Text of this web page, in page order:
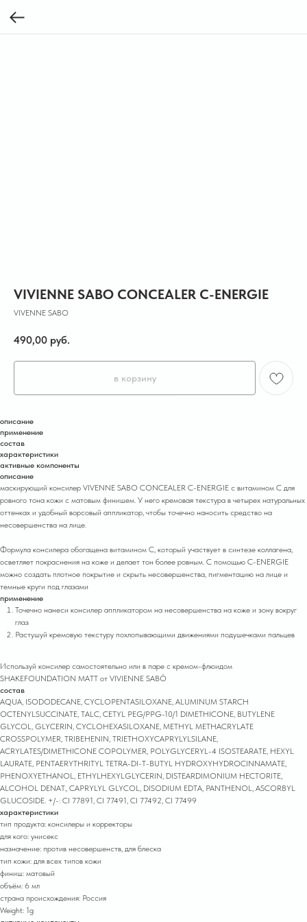
VIVIENNE SABO CONCEALER C-ENERGIE
VIVENNE SABO
490,00 руб.
в корзину
описание
применение
состав
характеристики
активные компоненты
описание
маскирующий консилер VIVENNE SABO CONCEALER C-ENERGIE с витамином С для
ровного тона кожи с матовым финишем. У него кремовая текстура в четырех натуральных
оттенках и удобный ворсовый аппликатор, чтобы точечно наносить средство на
несовершенства на лице.
Формула консилера обогащена витамином С, который участвует в синтезе коллагена,
осветляет покраснения на коже и делает тон более ровным. С помощью C-ENERGIE
можно создать плотное покрытие и скрыть несовершенства, пигментацию на лице и
темные круги под глазами
применение
Точечно нанеси консилер аппликатором на несовершенства на коже и зону вокруг
глаз
Растушуй кремовую текстуру похлопывающими движениями подушечками пальцев
Используй консилер самостоятельно или в паре с кремом-флюидом
SHAKEFOUNDATION MATT от VIVIENNE SABÓ
состав
AQUA, ISODODECANE, CYCLOPENTASILOXANE, ALUMINUM STARCH
OCTENYLSUCCINATE, TALC, CETYL PEG/PPG-10/1 DIMETHICONE, BUTYLENE
GLYCOL, GLYCERIN, CYCLOHEXASILOXANE, METHYL METHACRYLATE
CROSSPOLYMER, TRIBEHENIN, TRIETHOXYCAPRYLYLSILANE,
ACRYLATES/DIMETHICONE COPOLYMER, POLYGLYCERYL-4 ISOSTEARATE, HEXYL
LAURATE, PENTAERYTHRITYL TETRA-DI-T-BUTYL HYDROXYHYDROCINNAMATE,
PHENOXYETHANOL, ETHYLHEXYLGLYCERIN, DISTEARDIMONIUM HECTORITE,
ALCOHOL DENAT., CAPRYLYL GLYCOL, DISODIUM EDTA, PANTHENOL, ASCORBYL
GLUCOSIDE. +/-: CI 77891, CI 77491, CI 77492, CI 77499
характеристики
тип продукта: консилеры и корректоры
для кого: унисекс
назначение: против несовершенств, для блеска
тип кожи: для всех типов кожи
финиш: матовый
объём: 6 мл
страна происхождения: Россия
Weight: 1g